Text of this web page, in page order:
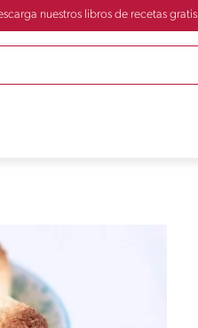
nuestros libros de recetas gratis